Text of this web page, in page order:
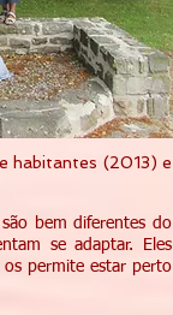
habitantes (2013) e
bem diferentes do
se adaptar. Eles
permite estar perto